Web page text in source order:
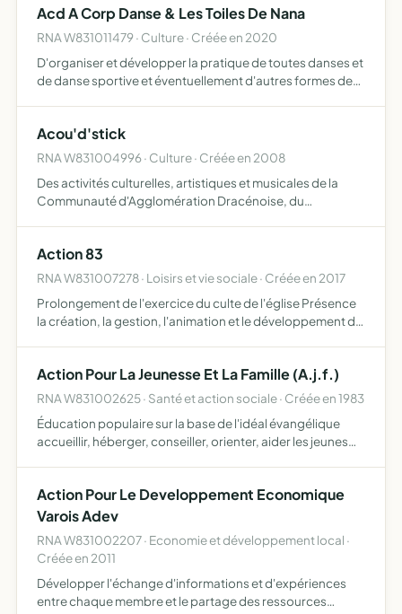
Acd A Corp Danse & Les Toiles De Nana
RNA W831011479 · Culture · Créée en 2020
D'organiser et développer la pratique de toutes danses et
de danse sportive et éventuellement d'autres formes de
Acou'd'stick
RNA W831004996 · Culture · Créée en 2008
Des activités culturelles, artistiques et musicales de la
Communauté d'Agglomération Dracénoise, du
out…
Action 83
RNA W831007278 · Loisirs et vie sociale · Créée en 2017
Prolongement de l'exercice du culte de l'église Présence
la création, la gestion, l'animation et le développement d
Action Pour La Jeunesse Et La Famille (A.j.f.)
RNA W831002625 · Santé et action sociale · Créée en 1983
Éducation populaire sur la base de l'idéal évangélique
accueillir, héberger, conseiller, orienter, aider les jeunes
…
Action Pour Le Developpement Economique
Varois Adev
RNA W831002207 · Economie et développement local ·
Créée en 2011
Développer l'échange d'informations et d'expériences
entre chaque membre et le partage des ressources